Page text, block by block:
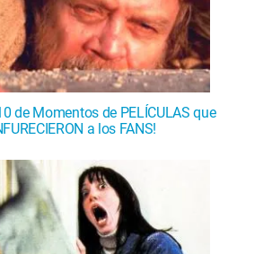
de Momentos de PELÍCULAS que
a los FANS!